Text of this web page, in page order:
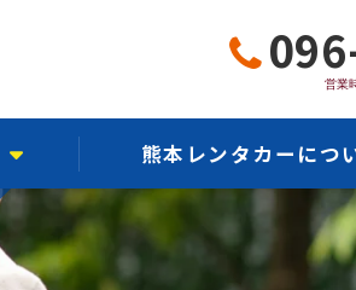
営業
熊本レンタカーにつ
熊本レンタカー川尻店
熊本レンタカー熊本イン